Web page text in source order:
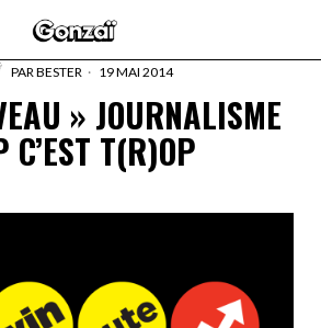
PARBESTER 19 MAI 2014
» JOURNALISME
C’EST T(R)OP